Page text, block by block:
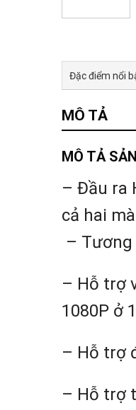
Đặc điểm nổi
MÔ TẢ
MÔ TẢ
– Đầu ra
cả hai
– Tương
– Hỗ trợ
1080P ở
– Hỗ trợ
– Hỗ trợ